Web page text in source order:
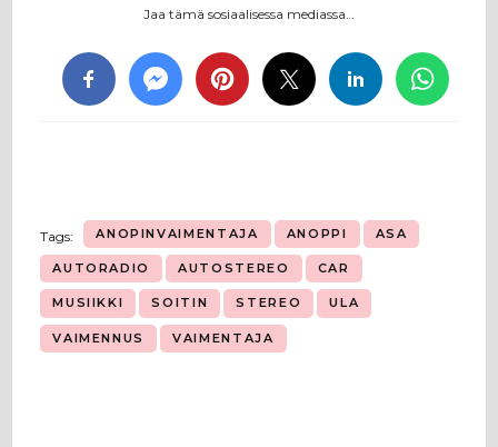
Jaa tämä sosiaalisessa mediassa…
Tags: ANOPINVAIMENTAJA ANOPPI ASA
AUTORADIO AUTOSTEREO CAR
MUSIIKKI SOITIN STEREO ULA
VAIMENNUS VAIMENTAJA